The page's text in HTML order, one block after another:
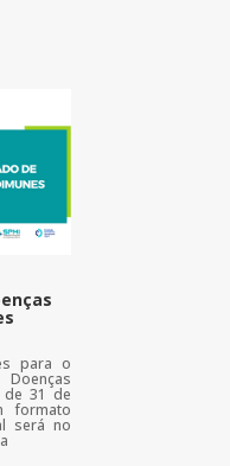
para o
de 31 de
formato
será no